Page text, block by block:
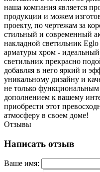
наша компания является
продукции и можем
проекту, по чертежам за
стильный и современный
накладной светильник
арматуры хром -
светильник прекрасно
добавляя в него яркий и
уникальному дизайну и
не только
дополнением к вашему
приобрести этот
атмосферу в своем доме!
Отзывы
Написать отзыв
Ваше имя: